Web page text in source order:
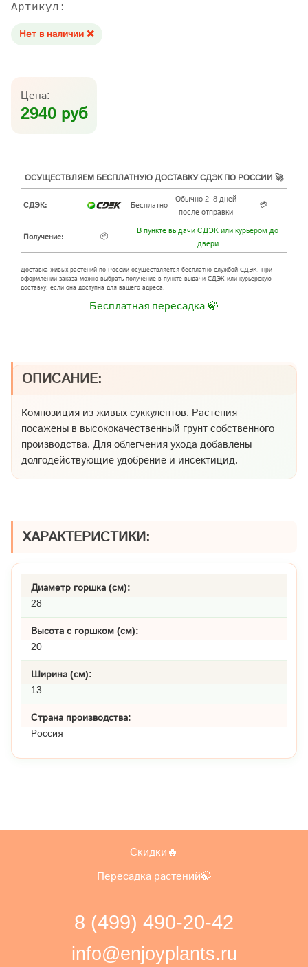
Артикул:
Нет в наличии ❌
Цена:
2940 руб
ОСУЩЕСТВЛЯЕМ БЕСПЛАТНУЮ ДОСТАВКУ СДЭК ПО РОССИИ 🚀
СДЭК: Бесплатно
Обычно 2–8 дней
после отправки
💳
Получение: 📦
В пункте выдачи СДЭК или курьером до
двери
Доставка живых растений по России осуществляется бесплатно службой СДЭК. При
оформлении заказа можно выбрать получение в пункте выдачи СДЭК или курьерскую
доставку, если она доступна для вашего адреса.
Бесплатная пересадка 🍃
ОПИСАНИЕ:
Композиция из живых суккулентов. Растения
посажены в высококачественный грунт собственного
производства. Для облегчения ухода добавлены
долгодействующие удобрение и инсектицид.
ХАРАКТЕРИСТИКИ:
Диаметр горшка (см):
28
Высота с горшком (см):
20
Ширина (см):
13
Страна производства:
Россия
Скидки🔥
Пересадка растений🍃
8 (499) 490-20-42
info@enjoyplants.ru